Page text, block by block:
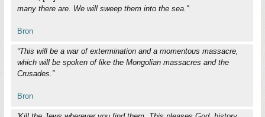
many there are. We will sweep them into the sea.''
Bron
“This will be a war of extermination and a momentous massacre,
which will be spoken of like the Mongolian massacres and the
Crusades.”
Bron